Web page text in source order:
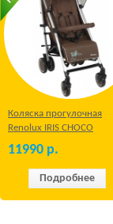
Коляска прогулочная
Renolux IRIS CHOCO
11990 р.
Подробнее